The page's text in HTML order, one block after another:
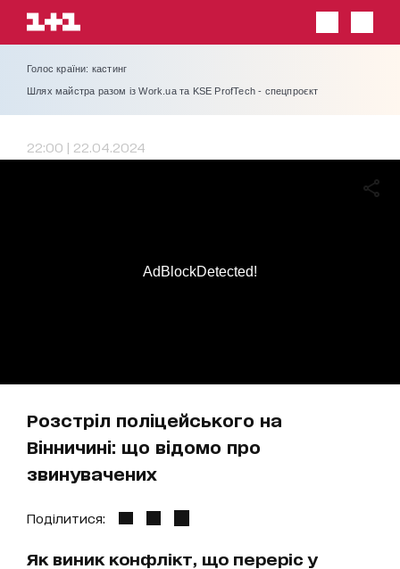
Голос країни: кастинг
Шлях майстра разом із Work.ua та KSE ProfTech - спецпроєкт
22:00 | 22.04.2024
Розстріл поліцейського на
Вінничині: що відомо про
звинувачених
AdBlockDetected!
Поділитися:
Як виник конфлікт, що переріс у